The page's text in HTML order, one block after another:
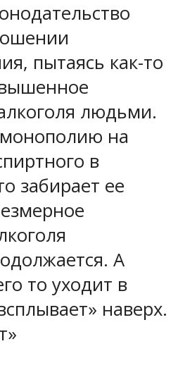
пытаясь как-то
людьми.
на
в
забирает ее
А
то уходит в
наверх.